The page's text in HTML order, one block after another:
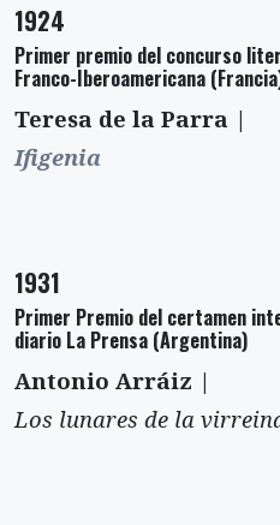
1924
Primer premio del concurso
Franco-Iberoamericana
Teresa de la Parra |
Ifigenia
1931
Primer Premio del certamen
diario La Prensa (Argentina)
Antonio Arráiz |
Los lunares de la